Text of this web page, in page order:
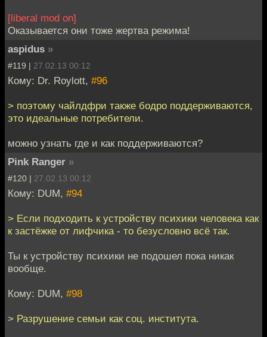
[liberal mod on]
Оказывается они тоже жертва режима!
aspidus »
#119 | 27.02.13 00:12
Кому: Dr. Roylott, #96
> поэтому чайлдфри также бодро поддерживаются,
это идеальные потребители.
можно узнать где и как поддерживаются?
Pink Ranger »
#120 | 27.02.13 00:12
Кому: DUM, #94
> Если подходить к устройству психики человека как
к застёжке от лифчика - то безусловно всё так.
Ты к устройству психики не подошел пока никак
вообще.
Кому: DUM, #98
> Разрушение семьи как соц. института.